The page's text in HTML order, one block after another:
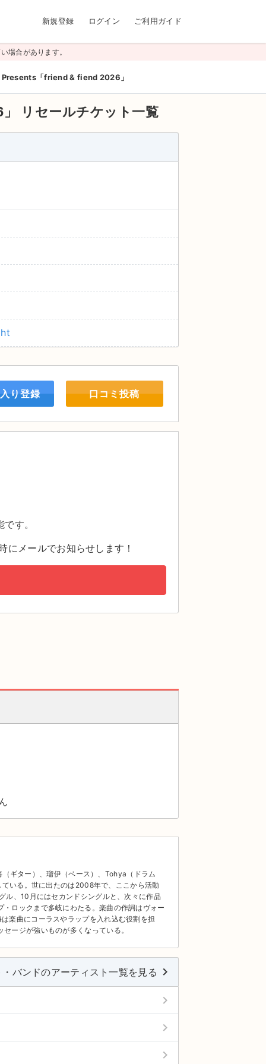
新規登録 ログイン ご利用ガイド
場合があります。
Presents「friend & fiend 2026」
リセールチケット一覧
り登録 口コミ投稿
す。
にメールでお知らせします！
ギター）、瑠伊（ベース）、Tohya（ドラム
いる。世に出たのは2008年で、ここから活動
ル、10月にはセカンドシングルと、次々に作品
ロックまで多岐にわたる。楽曲の作詞はヴォー
楽曲にコーラスやラップを入れ込む役割を担
ージが強いものが多くなっている。
バンドのアーティスト一覧を見る keyboard_arrow_right
keyboard_arrow_right
keyboard_arrow_right
keyboard_arrow_right